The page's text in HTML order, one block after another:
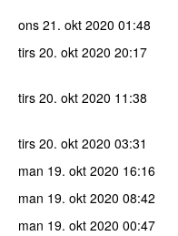
ons 21. okt 2020 01:48
tirs 20. okt 2020 20:17
tirs 20. okt 2020 11:38
tirs 20. okt 2020 03:31
man 19. okt 2020 16:16
man 19. okt 2020 08:42
man 19. okt 2020 00:47